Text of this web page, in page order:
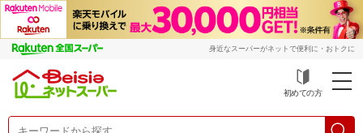
身近なスーパーがネットで便利に・おトクに
初めての方